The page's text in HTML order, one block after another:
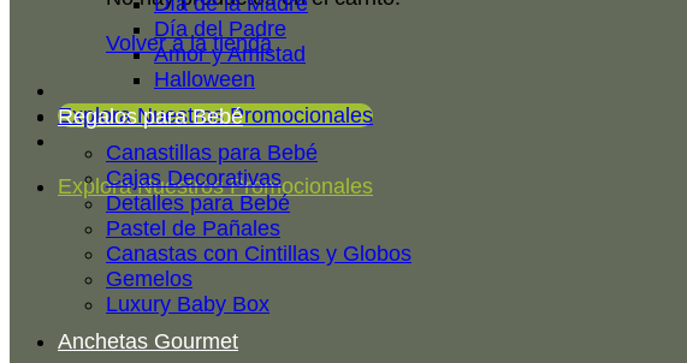
Volver a la tienda
Explora Nuestros Promocionales
Explora Nuestros Promocionales
Día del Padre
Amor y Amistad
Halloween
Regalos para Bebé
Canastillas para Bebé
Cajas Decorativas
Detalles para Bebé
Pastel de Pañales
Canastas con Cintillas y Globos
Gemelos
Luxury Baby Box
Anchetas Gourmet